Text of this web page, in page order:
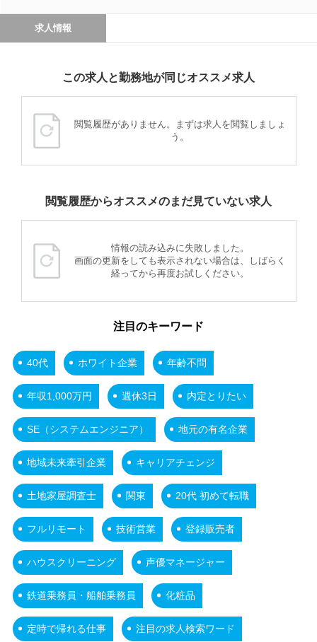
求人情報
この求人と勤務地が同じオススメ求人
閲覧履歴がありません。まずは求人を閲覧しましょ
う。
閲覧履歴からオススメのまだ見ていない求人
情報の読み込みに失敗しました。
画面の更新をしても表示されない場合は、しばらく
経ってから再度お試しください。
注目のキーワード
40代 ホワイト企業 年齢不問
年収1,000万円 週休3日 内定とりたい
SE（システムエンジニア） 地元の有名企業
地域未来牽引企業 キャリアチェンジ
土地家屋調査士 関東 20代 初めて転職
フルリモート 技術営業 登録販売者
ハウスクリーニング 声優マネージャー
鉄道乗務員・船舶乗務員 化粧品
定時で帰れる仕事 注目の求人検索ワード